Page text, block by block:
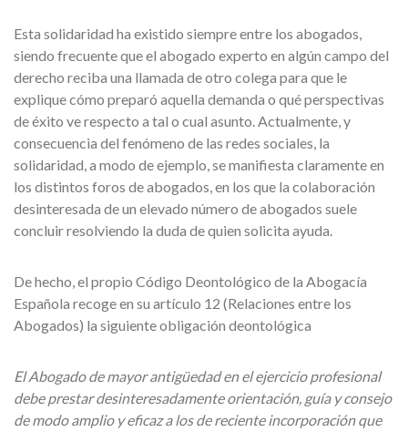
Esta solidaridad ha existido siempre entre los abogados,
siendo frecuente que el abogado experto en algún campo del
derecho reciba una llamada de otro colega para que le
explique cómo preparó aquella demanda o qué perspectivas
de éxito ve respecto a tal o cual asunto. Actualmente, y
consecuencia del fenómeno de las redes sociales, la
solidaridad, a modo de ejemplo, se manifiesta claramente en
los distintos foros de abogados, en los que la colaboración
desinteresada de un elevado número de abogados suele
concluir resolviendo la duda de quien solicita ayuda.
De hecho, el propio Código Deontológico de la Abogacía
Española recoge en su artículo 12 (Relaciones entre los
Abogados) la siguiente obligación deontológica
El Abogado de mayor antigüedad en el ejercicio profesional
debe prestar desinteresadamente orientación, guía y consejo
de modo amplio y eficaz a los de reciente incorporación que